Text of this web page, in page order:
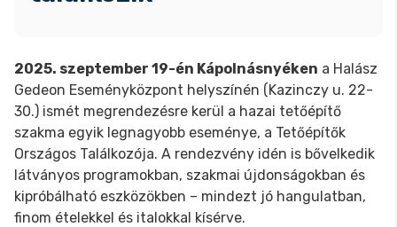
2025. szeptember 19-én Kápolnásnyéken a Halász
Gedeon Eseményközpont helyszínén (Kazinczy u. 22-
30.) ismét megrendezésre kerül a hazai tetőépítő
szakma egyik legnagyobb eseménye, a Tetőépítők
Országos Találkozója. A rendezvény idén is bővelkedik
látványos programokban, szakmai újdonságokban és
kipróbálható eszközökben – mindezt jó hangulatban,
finom ételekkel és italokkal kísérve.